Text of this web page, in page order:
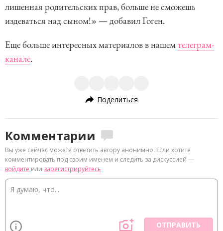
лишенная родительских прав, больше не сможешь
издеваться над сыном!» — добавил Гоген.
Еще больше интересных материалов в нашемтелеграм-
канале.
Поделиться
Комментарии
Вы уже сейчас можете ответить автору анонимно. Если хотите
комментировать под своим именем и следить за дискуссией —
войдите или зарегистрируйтесь
ОТПРАВИТЬ